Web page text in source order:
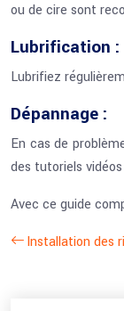
ou de cire sont
Lubrification :
Lubrifiez
Dépannage :
En cas de
des tutoriels
Avec ce guide
Installation des